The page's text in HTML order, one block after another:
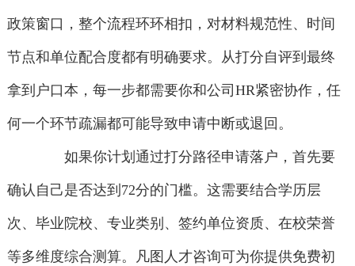
政策窗口，整个流程环环相扣，对材料规范性、时间
节点和单位配合度都有明确要求。从打分自评到最终
拿到户口本，每一步都需要你和公司HR紧密协作，任
何一个环节疏漏都可能导致申请中断或退回。
如果你计划通过打分路径申请落户，首先要
确认自己是否达到72分的门槛。这需要结合学历层
次、毕业院校、专业类别、签约单位资质、在校荣誉
等多维度综合测算。凡图人才咨询可为你提供免费初